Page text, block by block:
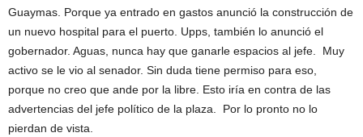
Guaymas. Porque ya entrado en gastos anunció la construcción de
un nuevo hospital para el puerto. Upps, también lo anunció el
gobernador. Aguas, nunca hay que ganarle espacios al jefe. Muy
activo se le vio al senador. Sin duda tiene permiso para eso,
porque no creo que ande por la libre. Esto iría en contra de las
advertencias del jefe político de la plaza. Por lo pronto no lo
pierdan de vista.